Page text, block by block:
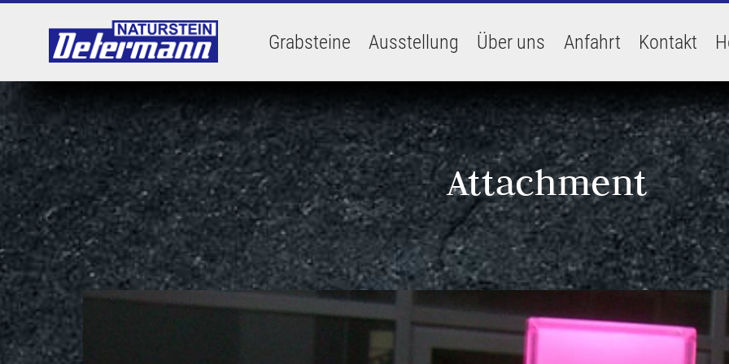
Grabsteine Ausstellung Über uns Anfahrt Kontakt
Attachment